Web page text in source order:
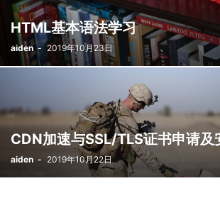
HTML基本语法学习
aiden - 2019年10月23日
CDN加速与SSL/TLS证书申请及
aiden - 2019年10月22日